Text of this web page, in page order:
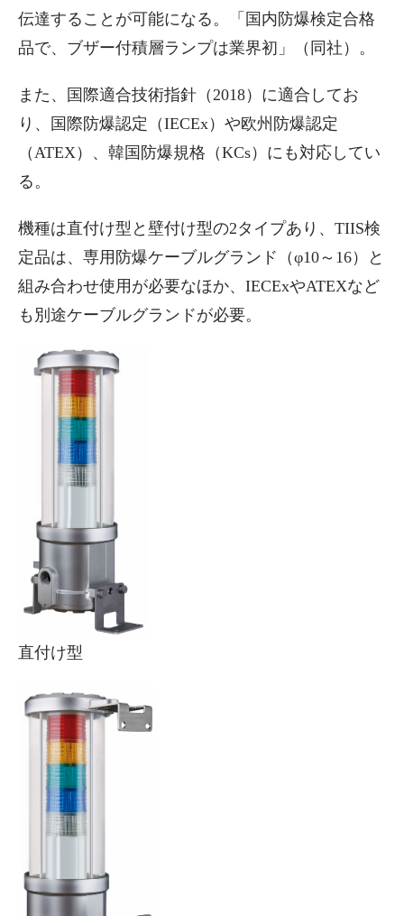
伝達することが可能になる。「国内防爆検定合格
品で、ブザー付積層ランプは業界初」（同社）。
また、国際適合技術指針（2018）に適合してお
り、国際防爆認定（IECEx）や欧州防爆認定
（ATEX）、韓国防爆規格（KCs）にも対応してい
る。
機種は直付け型と壁付け型の2タイプあり、TIIS検
定品は、専用防爆ケーブルグランド（φ10～16）と
組み合わせ使用が必要なほか、IECExやATEXなど
も別途ケーブルグランドが必要。
直付け型